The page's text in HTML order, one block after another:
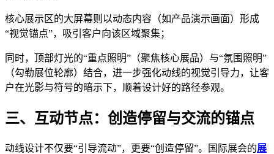
核心展示区的大屏幕则以动态内容（如产品演示画面）形成
“视觉锚点”，吸引客户向该区域聚集；
同时，顶部灯光的“重点照明”（聚焦核心展品）与“氛围照明”
（勾勒展位轮廓）结合，进一步强化动线的视觉引导力，让客
户在光影与符号的暗示下，顺着设计好的路径参观。
三、互动节点：创造停留与交流的锚点
动线设计不仅要“引导流动”，更要“创造停留”。国际展会的展